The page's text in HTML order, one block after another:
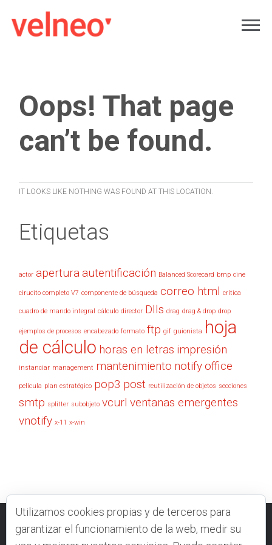
Oops! That page
can’t be found.
IT LOOKS LIKE NOTHING WAS FOUND AT THIS LOCATION.
Etiquetas
actor apertura autentificación Balanced Scorecard bmp cine
cirucito completo V7 componente de búsqueda correo html crítica
cuadro de mando integral cálculo director Dlls drag drag & drop drop
ejemplos de procesos encabezado formato ftp gif guionista hoja
de cálculo horas en letras impresión
instanciar management mantenimiento notifyoffice
película plan estratégico pop3 post reutilización de objetos secciones
smtp splitter subobjeto vcurl ventanas emergentes
vnotify x-11 x-win
VELNEO.COM CONTACTO FOROS DOCUMENTACIÓN
Utilizamos cookies propias y de terceros para
garantizar el funcionamiento de la web, medir su